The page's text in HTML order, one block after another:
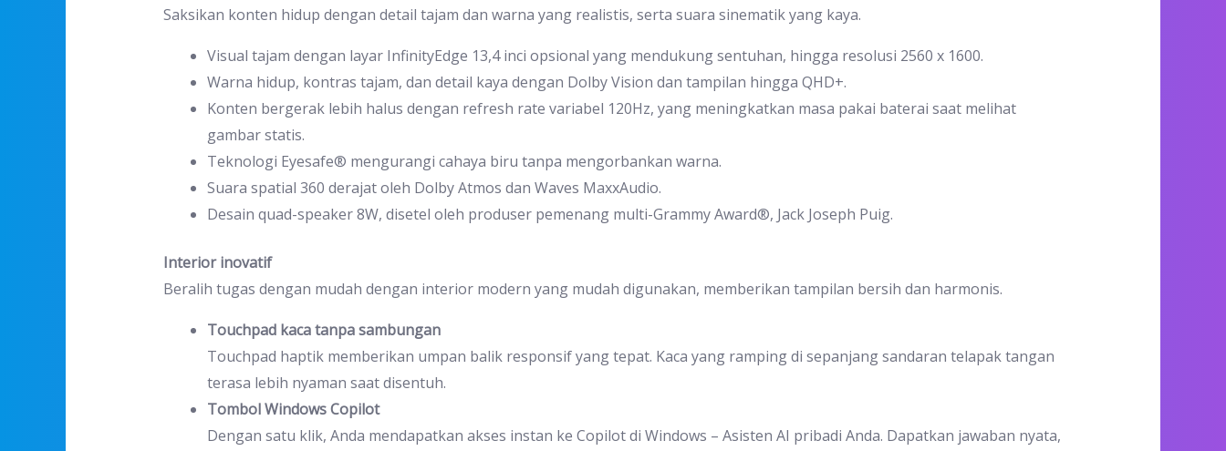
Saksikan konten hidup dengan detail tajam dan warna yang realistis, serta suara sinematik yang kaya.
Visual tajam dengan layar InfinityEdge 13,4 inci opsional yang mendukung sentuhan, hingga resolusi 2560 x 1600.
Warna hidup, kontras tajam, dan detail kaya dengan Dolby Vision dan tampilan hingga QHD+.
Konten bergerak lebih halus dengan refresh rate variabel 120Hz, yang meningkatkan masa pakai baterai saat melihat
gambar statis.
Teknologi Eyesafe® mengurangi cahaya biru tanpa mengorbankan warna.
Suara spatial 360 derajat oleh Dolby Atmos dan Waves MaxxAudio.
Desain quad-speaker 8W, disetel oleh produser pemenang multi-Grammy Award®, Jack Joseph Puig.
Interior inovatif
Beralih tugas dengan mudah dengan interior modern yang mudah digunakan, memberikan tampilan bersih dan harmonis.
Touchpad kaca tanpa sambungan
Touchpad haptik memberikan umpan balik responsif yang tepat. Kaca yang ramping di sepanjang sandaran telapak tangan
terasa lebih nyaman saat disentuh.
Tombol Windows Copilot
Dengan satu klik, Anda mendapatkan akses instan ke Copilot di Windows – Asisten AI pribadi Anda. Dapatkan jawaban nyata,